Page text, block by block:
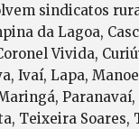
sindicatos
da Lagoa,
Vivida,
Ivaí, Lapa,
Paranavaí,
Teixeira Soares,